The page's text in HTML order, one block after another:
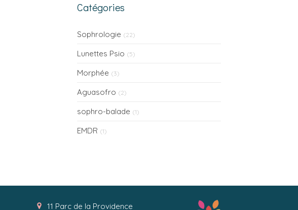
Catégories
Sophrologie (22)
Lunettes Psio (5)
Morphée (3)
Aguasofro (2)
sophro-balade (1)
EMDR (1)
11 Parc de la Providence